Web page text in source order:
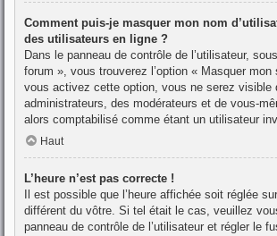
Comment puis-je masquer mon nom
des utilisateurs en ligne ?
Dans le panneau de contrôle de l’utilisateur,
forum », vous trouverez l’option « Masquer
vous activez cette option, vous ne serez visible
administrateurs, des modérateurs et de vous-
alors comptabilisé comme étant un utilisateur
Haut
L’heure n’est pas correcte !
Il est possible que l’heure affichée soit réglée
différent du vôtre. Si tel était le cas, veuillez
panneau de contrôle de l’utilisateur et régler le